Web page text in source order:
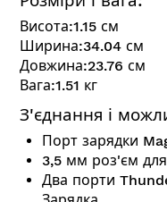
Висота:1.15 см
Ширина:34.04 см
Довжина:23.76 см
Вага:1.51 кг
З'єднання і
Порт зарядки
3,5 мм роз'єм
Два порти